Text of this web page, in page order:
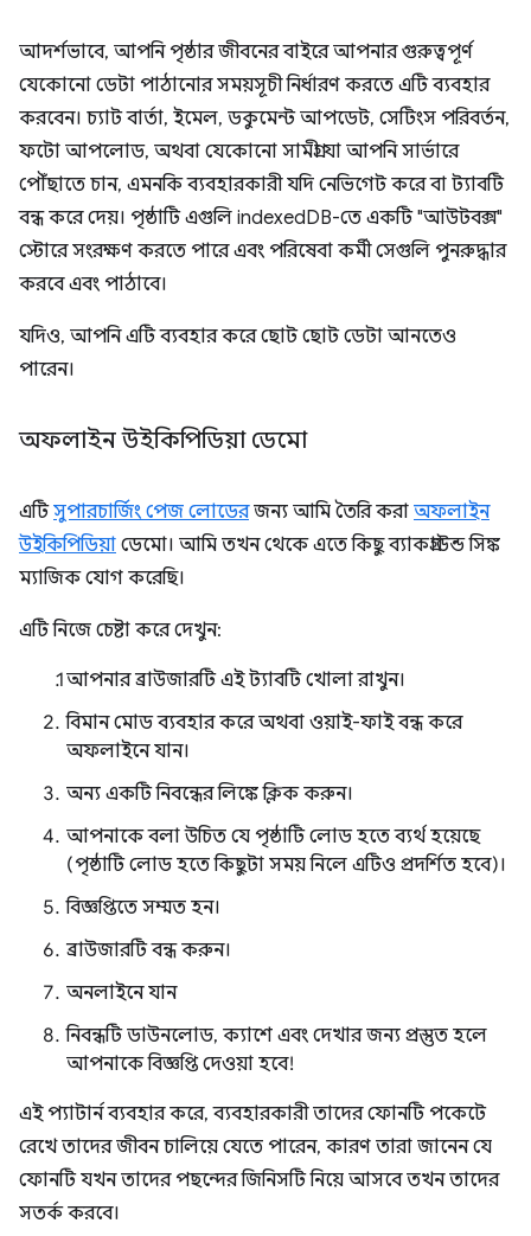
আদর্শভাবে, আপনি পৃষ্ঠার জীবনের বাইরে আপনার গুরুত্বপূর্ণ
যেকোনো ডেটা পাঠানোর সময়সূচী নির্ধারণ করতে এটি ব্যবহার
করবেন। চ্যাট বার্তা, ইমেল, ডকুমেন্ট আপডেট, সেটিংস পরিবর্তন,
ফটো আপলোড, অথবা যেকোনো সামগ্রী যা আপনি সার্ভারে
পৌঁছাতে চান, এমনকি ব্যবহারকারী যদি নেভিগেট করে বা ট্যাবটি
বন্ধ করে দেয়। পৃষ্ঠাটি এগুলি indexedDB-তে একটি "আউটবক্স"
স্টোরে সংরক্ষণ করতে পারে এবং পরিষেবা কর্মী সেগুলি পুনরুদ্ধার
করবে এবং পাঠাবে।
যদিও, আপনি এটি ব্যবহার করে ছোট ছোট ডেটা আনতেও
পারেন।
অফলাইন উইকিপিডিয়া ডেমো
এটিসুপারচার্জিং পেজ লোডেরজন্য আমি তৈরি করা অফলাইন
উইকিপিডিয়া ডেমো। আমি তখন থেকে এতে কিছু ব্যাকগ্রাউন্ড সিঙ্ক
ম্যাজিক যোগ করেছি।
এটি নিজে চেষ্টা করে দেখুন:
আপনার ব্রাউজারটি এই ট্যাবটি খোলা রাখুন।
বিমান মোড ব্যবহার করে অথবা ওয়াই-ফাই বন্ধ করে
অফলাইনে যান।
অন্য একটি নিবন্ধের লিঙ্কে ক্লিক করুন।
আপনাকে বলা উচিত যে পৃষ্ঠাটি লোড হতে ব্যর্থ হয়েছে
(পৃষ্ঠাটি লোড হতে কিছুটা সময় নিলে এটিও প্রদর্শিত হবে)।
বিজ্ঞপ্তিতে সম্মত হন।
ব্রাউজারটি বন্ধ করুন।
অনলাইনে যান
নিবন্ধটি ডাউনলোড, ক্যাশে এবং দেখার জন্য প্রস্তুত হলে
আপনাকে বিজ্ঞপ্তি দেওয়া হবে!
এই প্যাটার্ন ব্যবহার করে, ব্যবহারকারী তাদের ফোনটি পকেটে
রেখে তাদের জীবন চালিয়ে যেতে পারেন, কারণ তারা জানেন যে
ফোনটি যখন তাদের পছন্দের জিনিসটি নিয়ে আসবে তখন তাদের
সতর্ক করবে।